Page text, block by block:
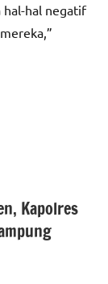
hal-hal negatif
Kapolres